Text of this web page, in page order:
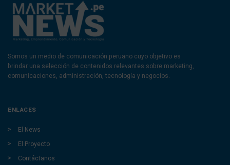
Somos un medio de comunicación peruano cuyo objetivo es
brindar una selección de contenidos relevantes sobre marketing,
comunicaciones, administración, tecnología y negocios.
ENLACES
El News
El Proyecto
Contáctanos